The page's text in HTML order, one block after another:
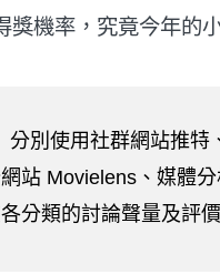
獎機率，究竟今年的
分別使用社群網站推
站 Movielens、媒體
分類的討論聲量及評